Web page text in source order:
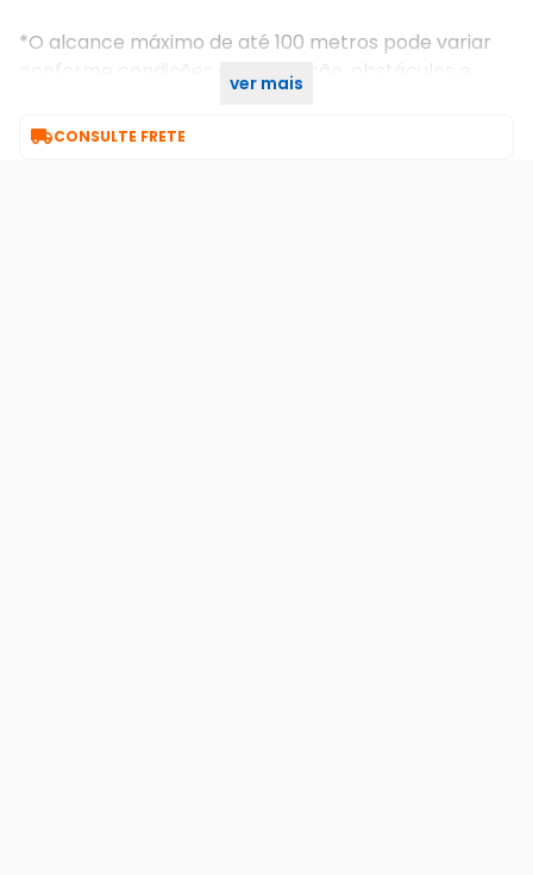
*O alcance máximo de até 100 metros pode variar
conforme condições de instalação, obstáculos e
ver mais
CONSULTE FRETE